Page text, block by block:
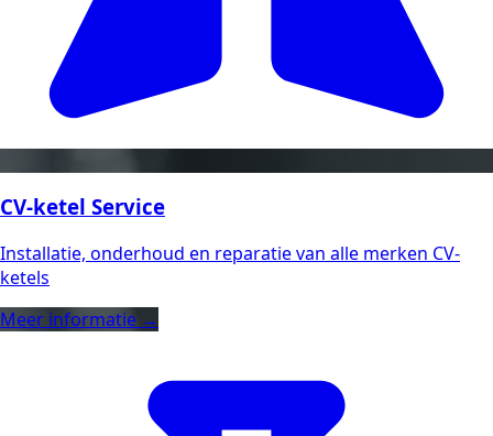
CV-ketel Service
Installatie, onderhoud en reparatie van alle merken CV-
ketels
Meer informatie →